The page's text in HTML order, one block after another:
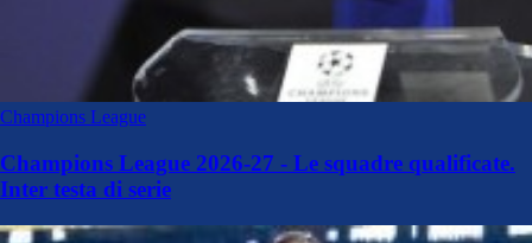
Champions League
Champions League 2026-27 - Le squadre qualificate.
Inter testa di serie